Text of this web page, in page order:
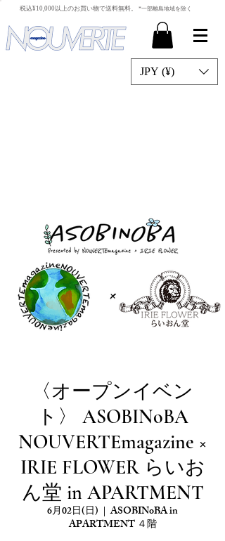
​税込¥10,000以上のお買い物で送料無料。 *一部離島地域を除く
JPY (¥)
〈オープンイベン
ト〉 ASOBINoBA
NOUVERTEmagazine ×
IRIE FLOWER らいお
ん堂 in APARTMENT
6月02日(日)
  |
ASOBINoBA in
APARTMENT ４階